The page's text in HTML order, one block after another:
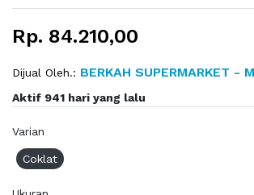
Rp. 84.210,00
Dijual Oleh.: BERKAH SUPERMARKET -
Aktif 941 hari yang lalu
Varian
Coklat